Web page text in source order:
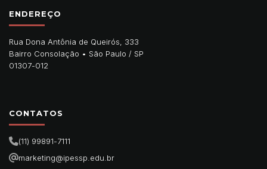
ENDEREÇO
Rua Dona Antônia de Queirós, 333
Bairro Consolação • São Paulo / SP
01307-012
CONTATOS
(11) 99891-7111
marketing@ipessp.edu.br